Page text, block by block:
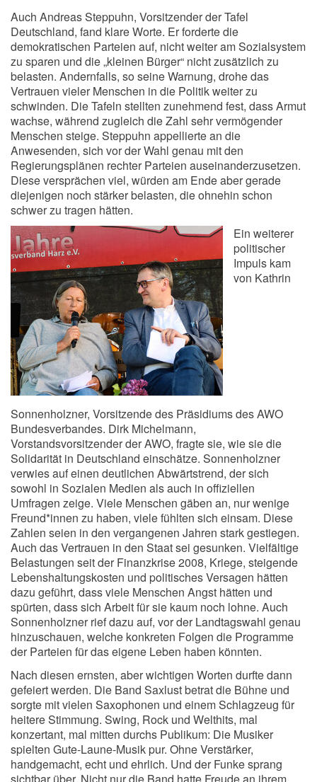
Auch Andreas Steppuhn, Vorsitzender der Tafel
Deutschland, fand klare Worte. Er forderte die
demokratischen Parteien auf, nicht weiter am Sozialsystem
zu sparen und die „kleinen Bürger“ nicht zusätzlich zu
belasten. Andernfalls, so seine Warnung, drohe das
Vertrauen vieler Menschen in die Politik weiter zu
schwinden. Die Tafeln stellten zunehmend fest, dass Armut
wachse, während zugleich die Zahl sehr vermögender
Menschen steige. Steppuhn appellierte an die
Anwesenden, sich vor der Wahl genau mit den
Regierungsplänen rechter Parteien auseinanderzusetzen.
Diese versprächen viel, würden am Ende aber gerade
diejenigen noch stärker belasten, die ohnehin schon
schwer zu tragen hätten.
Ein weiterer
politischer
Impuls kam
von Kathrin
Sonnenholzner, Vorsitzende des Präsidiums des AWO
Bundesverbandes. Dirk Michelmann,
Vorstandsvorsitzender der AWO, fragte sie, wie sie die
Solidarität in Deutschland einschätze. Sonnenholzner
verwies auf einen deutlichen Abwärtstrend, der sich
sowohl in Sozialen Medien als auch in offiziellen
Umfragen zeige. Viele Menschen gäben an, nur wenige
Freund*innen zu haben, viele fühlten sich einsam. Diese
Zahlen seien in den vergangenen Jahren stark gestiegen.
Auch das Vertrauen in den Staat sei gesunken. Vielfältige
Belastungen seit der Finanzkrise 2008, Kriege, steigende
Lebenshaltungskosten und politisches Versagen hätten
dazu geführt, dass viele Menschen Angst hätten und
spürten, dass sich Arbeit für sie kaum noch lohne. Auch
Sonnenholzner rief dazu auf, vor der Landtagswahl genau
hinzuschauen, welche konkreten Folgen die Programme
der Parteien für das eigene Leben haben könnten.
Nach diesen ernsten, aber wichtigen Worten durfte dann
gefeiert werden. Die Band Saxlust betrat die Bühne und
sorgte mit vielen Saxophonen und einem Schlagzeug für
heitere Stimmung. Swing, Rock und Welthits, mal
konzertant, mal mitten durchs Publikum: Die Musiker
spielten Gute-Laune-Musik pur. Ohne Verstärker,
handgemacht, echt und ehrlich. Und der Funke sprang